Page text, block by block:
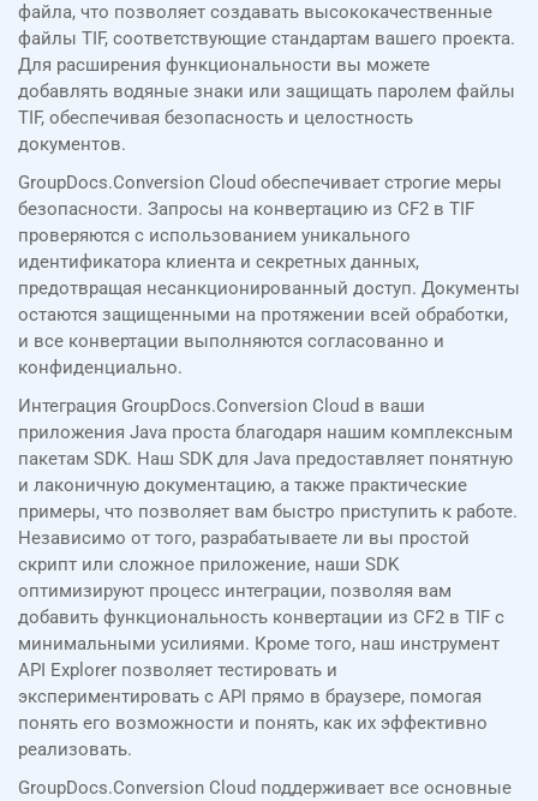
файла, что позволяет создавать высококачественные
файлы TIF, соответствующие стандартам вашего проекта.
Для расширения функциональности вы можете
добавлять водяные знаки или защищать паролем файлы
TIF, обеспечивая безопасность и целостность
документов.
GroupDocs.Conversion Cloud обеспечивает строгие меры
безопасности. Запросы на конвертацию из CF2 в TIF
проверяются с использованием уникального
идентификатора клиента и секретных данных,
предотвращая несанкционированный доступ. Документы
остаются защищенными на протяжении всей обработки,
и все конвертации выполняются согласованно и
конфиденциально.
Интеграция GroupDocs.Conversion Cloud в ваши
приложения Java проста благодаря нашим комплексным
пакетам SDK. Наш SDK для Java предоставляет понятную
и лаконичную документацию, а также практические
примеры, что позволяет вам быстро приступить к работе.
Независимо от того, разрабатываете ли вы простой
скрипт или сложное приложение, наши SDK
оптимизируют процесс интеграции, позволяя вам
добавить функциональность конвертации из CF2 в TIF с
минимальными усилиями. Кроме того, наш инструмент
API Explorer позволяет тестировать и
экспериментировать с API прямо в браузере, помогая
понять его возможности и понять, как их эффективно
реализовать.
GroupDocs.Conversion Cloud поддерживает все основные